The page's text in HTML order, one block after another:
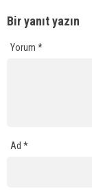
Bir yanıt yazın
Yorum *
Ad *